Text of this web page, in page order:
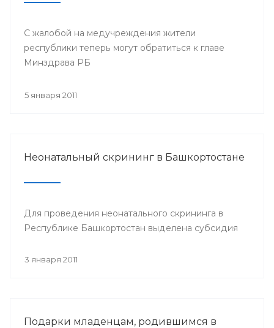
С жалобой на медучреждения жители
республики теперь могут обратиться к главе
Минздрава РБ
5 января 2011
Неонатальный скрининг в Башкортостане
Для проведения неонатального скрининга в
Республике Башкортостан выделена субсидия
3 января 2011
Подарки младенцам, родившимся в